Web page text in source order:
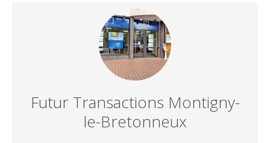
Futur Transactions Montigny-
le-Bretonneux